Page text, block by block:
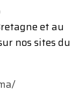
et au
nos sites du